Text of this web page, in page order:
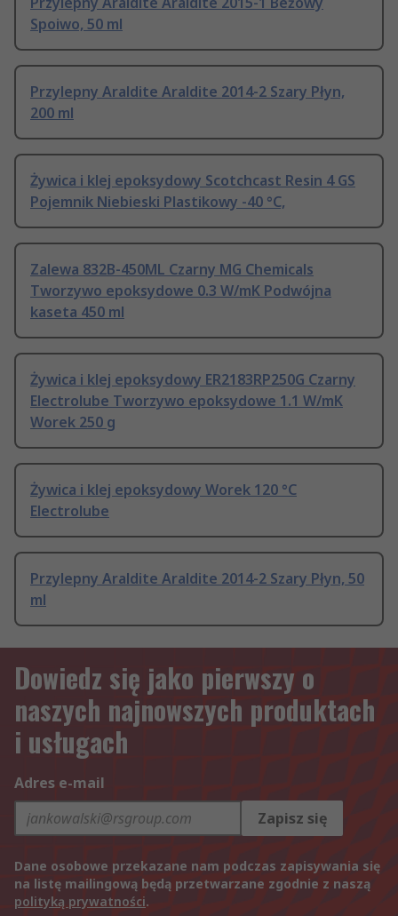
Spoiwo, 50 ml
Przylepny Araldite Araldite 2014-2 Szary Płyn,
200 ml
Żywica i klej epoksydowy Scotchcast Resin 4 GS
Pojemnik Niebieski Plastikowy -40 °C,
Zalewa 832B-450ML Czarny MG Chemicals
Tworzywo epoksydowe 0.3 W/mK Podwójna
kaseta 450 ml
Żywica i klej epoksydowy ER2183RP250G Czarny
Electrolube Tworzywo epoksydowe 1.1 W/mK
Worek 250 g
Żywica i klej epoksydowy Worek 120 °C
Electrolube
Przylepny Araldite Araldite 2014-2 Szary Płyn, 50
ml
Dowiedz się jako pierwszy o
naszych najnowszych produktach
i usługach
Adres e-mail
Zapisz się
Dane osobowe przekazane nam podczas zapisywania się
na listę mailingową będą przetwarzane zgodnie z naszą
polityką prywatności.